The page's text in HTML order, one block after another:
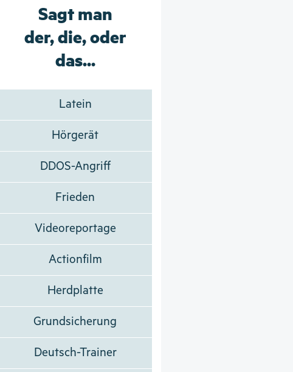
Sagt man
der, die, oder
das...
Latein
Hörgerät
DDOS-Angriff
Frieden
Videoreportage
Actionfilm
Herdplatte
Grundsicherung
Deutsch-Trainer